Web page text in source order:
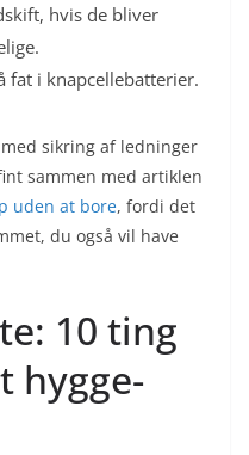
hvis de bliver
fat i knapcellebatterier.
sikring af ledninger
sammen med artiklen
uden at bore, fordi det
du også vil have
10 ting
hygge-